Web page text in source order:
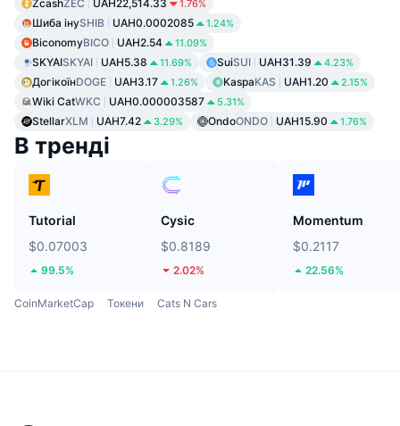
ZcashZEC UAH22,514.33 1.76%
Шиба інуSHIB UAH0.0002085 1.24%
BiconomyBICO UAH2.54 11.09%
SKYAISKYAI UAH5.38 11.69% SuiSUI UAH31.39 4.23%
ДогікоїнDOGE UAH3.17 1.26% KaspaKAS UAH1.20 2.15%
Wiki CatWKC UAH0.000003587 5.31%
StellarXLM UAH7.42 3.29% OndoONDO UAH15.90 1.76%
В тренді
Tutorial
$0.07003
99.5%
Cysic
$0.8189
2.02%
Momentum
$0.2117
22.56%
CoinMarketCap Токени Cats N Cars